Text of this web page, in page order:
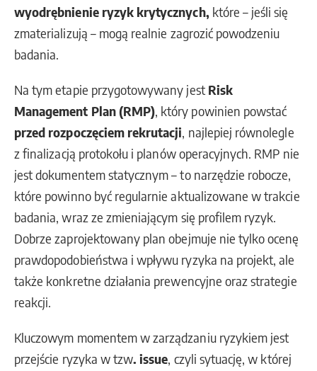
wyodrębnienie ryzyk krytycznych, które – jeśli się
zmaterializują – mogą realnie zagrozić powodzeniu
badania.
Na tym etapie przygotowywany jest Risk
Management Plan (RMP), który powinien powstać
przed rozpoczęciem rekrutacji, najlepiej równolegle
z finalizacją protokołu i planów operacyjnych. RMP nie
jest dokumentem statycznym – to narzędzie robocze,
które powinno być regularnie aktualizowane w trakcie
badania, wraz ze zmieniającym się profilem ryzyk.
Dobrze zaprojektowany plan obejmuje nie tylko ocenę
prawdopodobieństwa i wpływu ryzyka na projekt, ale
także konkretne działania prewencyjne oraz strategie
reakcji.
Kluczowym momentem w zarządzaniu ryzykiem jest
przejście ryzyka w tzw.issue, czyli sytuację, w której